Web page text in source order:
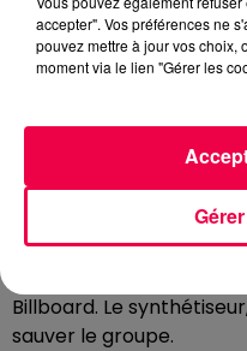
tiroir. Puis en 1982, il
mythique 5150 – pour
de veto. Dès que le lieu
Alex à la batterie et
lendemain matin,
résistances s'effondrent.
Décembre 1983. Sortie
tard, le 25 février 1984,
Billboard. Le
sauver le groupe.
accepter". Vos préférences ne
pouvez mettre à jour vos choix,
moment via le lien "Gérer les